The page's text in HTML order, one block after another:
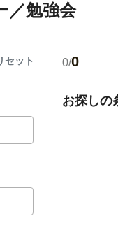
／勉強会
0/0
お探しの
セット